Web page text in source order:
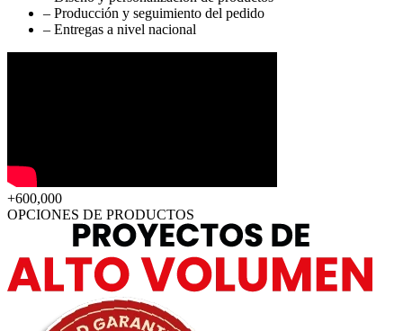
– Producción y seguimiento del pedido
– Entregas a nivel nacional
+600,000
OPCIONES DE PRODUCTOS